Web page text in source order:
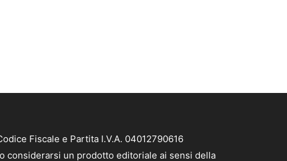
Fiscale e Partita I.V.A. 04012790616
considerarsi un prodotto editoriale ai sensi della